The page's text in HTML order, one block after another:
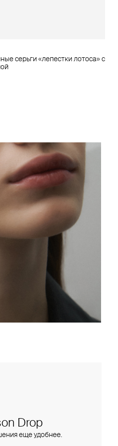
серьги «лепестки лотоса» с
серьги из латуни с
бусинами goldberry
серьги со стеклянным
цветок"
с лазуритом и
Drop
еще удобнее.